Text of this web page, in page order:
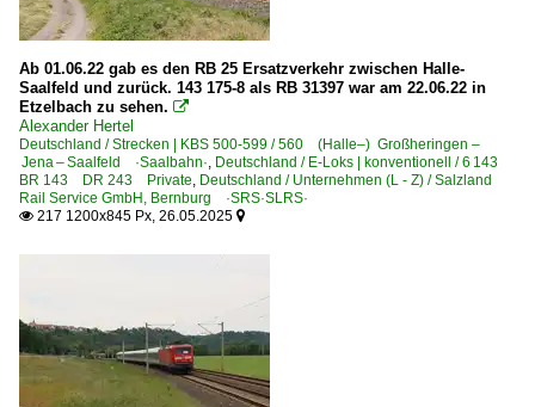
Ab 01.06.22 gab es den RB 25 Ersatzverkehr zwischen Halle-
Saalfeld und zurück. 143 175-8 als RB 31397 war am 22.06.22 in
Etzelbach zu sehen. 
Alexander Hertel
Deutschland / Strecken | KBS 500-599 / 560 (Halle–) Großheringen –
Jena – Saalfeld ·Saalbahn·, Deutschland / E-Loks | konventionell / 6 143
BR 143 DR 243 Private, Deutschland / Unternehmen (L - Z) / Salzland
Rail Service GmbH, Bernburg ·SRS·SLRS·
 217 1200x845 Px, 26.05.2025 